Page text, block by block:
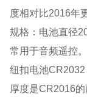
度相对比2016年
规格：电池直径
常用于音频遥控。
纽扣电池CR2032
厚度是CR2016